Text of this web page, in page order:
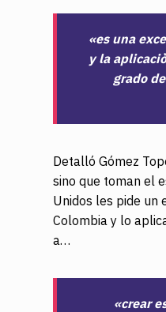
«es una
y la
grado
Detalló Gómez
sino que toman el
Unidos les pide un
Colombia y lo
a…
«crear